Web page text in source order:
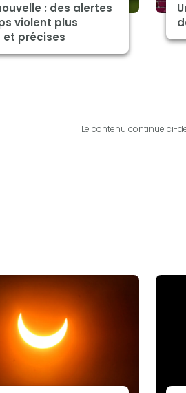
: des alertes
violent plus
et précises
Le contenu continue ci-